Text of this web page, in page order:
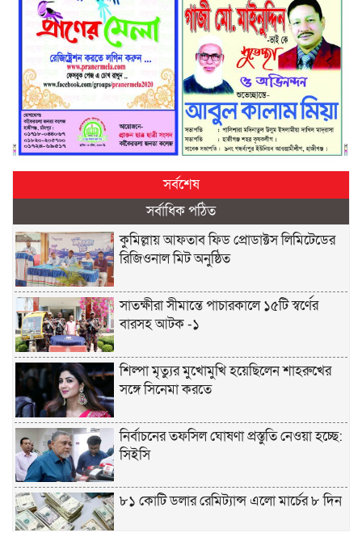
সর্বশেষ
সর্বাধিক পঠিত
কুমিল্লায় আফতাব ফিড প্রোডাক্টস লিমিটেডের
রিজিওনাল মিট অনুষ্ঠিত
সাতক্ষীরা সীমান্তে পাচারকালে ১৫টি স্বর্ণের
বারসহ আটক -১
শিল্পা মৃত্যুর মুখোমুখি হয়েছিলেন শাহরুখের
সঙ্গে সিনেমা করতে
নির্বাচনের তফসিল ঘোষণা প্রস্তুতি নেওয়া হচ্ছে:
সিইসি
৮১ কোটি ডলার রেমিট্যান্স এলো মার্চের ৮ দিন